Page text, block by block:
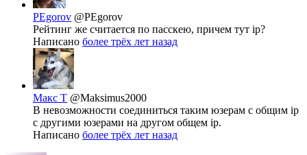
PEgorov @PEgorov
Рейтинг же считается по пасскею, причем тут ip?
Написано более трёх лет назад
Макс Т @Maksimus2000
В невозможности соединиться таким юзерам с общим ip
c другими юзерами на другом общем ip.
Написано более трёх лет назад